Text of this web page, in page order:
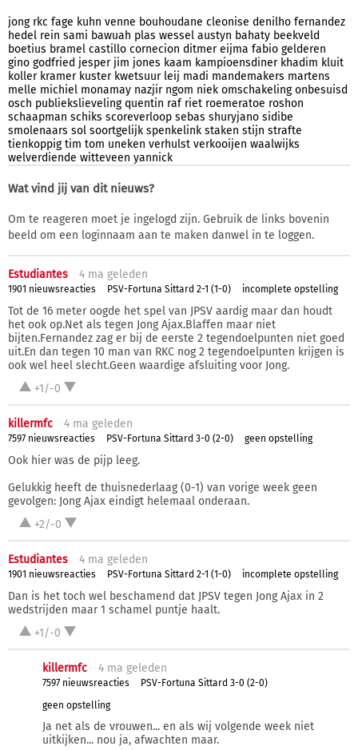
jong rkc fage kuhn venne bouhoudane cleonise denilho fernandez
hedel rein sami bawuah plas wessel austyn bahaty beekveld
boetius bramel castillo cornecion ditmer eijma fabio gelderen
gino godfried jesper jim jones kaam kampioensdiner khadim kluit
koller kramer kuster kwetsuur leij madi mandemakers martens
melle michiel monamay nazjir ngom niek omschakeling onbesuisd
osch publiekslieveling quentin raf riet roemeratoe roshon
schaapman schiks scoreverloop sebas shuryjano sidibe
smolenaars sol soortgelijk spenkelink staken stijn strafte
tienkoppig tim tom uneken verhulst verkooijen waalwijks
welverdiende witteveen yannick
Wat vind jij van dit nieuws?
Om te reageren moet je ingelogd zijn. Gebruik de links bovenin
beeld om een loginnaam aan te maken danwel in te loggen.
Estudiantes 4 ma geleden
1901 nieuwsreacties PSV-Fortuna Sittard 2-1 (1-0) incomplete opstelling
Tot de 16 meter oogde het spel van JPSV aardig maar dan houdt
het ook op.Net als tegen Jong Ajax.Blaffen maar niet
bijten.Fernandez zag er bij de eerste 2 tegendoelpunten niet goed
uit.En dan tegen 10 man van RKC nog 2 tegendoelpunten krijgen is
ook wel heel slecht.Geen waardige afsluiting voor Jong.
+1/-0
killermfc 4 ma geleden
7597 nieuwsreacties PSV-Fortuna Sittard 3-0 (2-0) geen opstelling
Ook hier was de pijp leeg.
Gelukkig heeft de thuisnederlaag (0-1) van vorige week geen
gevolgen: Jong Ajax eindigt helemaal onderaan.
+2/-0
Estudiantes 4 ma geleden
1901 nieuwsreacties PSV-Fortuna Sittard 2-1 (1-0) incomplete opstelling
Dan is het toch wel beschamend dat JPSV tegen Jong Ajax in 2
wedstrijden maar 1 schamel puntje haalt.
+1/-0
killermfc 4 ma geleden
7597 nieuwsreacties
PSV-Fortuna Sittard 3-0 (2-0)
geen opstelling
Ja net als de vrouwen... en als wij volgende week niet
uitkijken... nou ja, afwachten maar.